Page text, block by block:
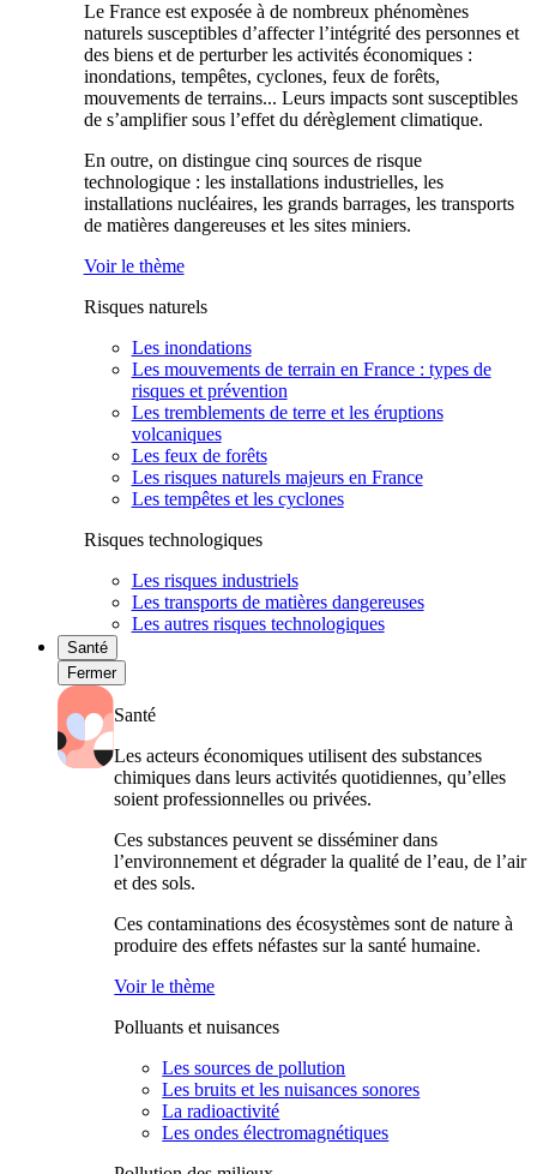
Le France est exposée à de nombreux phénomènes
naturels susceptibles d’affecter l’intégrité des personnes et
des biens et de perturber les activités économiques :
inondations, tempêtes, cyclones, feux de forêts,
mouvements de terrains... Leurs impacts sont susceptibles
de s’amplifier sous l’effet du dérèglement climatique.
En outre, on distingue cinq sources de risque
technologique : les installations industrielles, les
installations nucléaires, les grands barrages, les transports
de matières dangereuses et les sites miniers.
Voir le thème
Risques naturels
Les inondations
Les mouvements de terrain en France : types de
risques et prévention
Les tremblements de terre et les éruptions
volcaniques
Les feux de forêts
Les risques naturels majeurs en France
Les tempêtes et les cyclones
Risques technologiques
Les risques industriels
Les transports de matières dangereuses
Les autres risques technologiques
Santé
Fermer
Santé
Les acteurs économiques utilisent des substances
chimiques dans leurs activités quotidiennes, qu’elles
soient professionnelles ou privées.
Ces substances peuvent se disséminer dans
l’environnement et dégrader la qualité de l’eau, de l’air
et des sols.
Ces contaminations des écosystèmes sont de nature à
produire des effets néfastes sur la santé humaine.
Voir le thème
Polluants et nuisances
Les sources de pollution
Les bruits et les nuisances sonores
La radioactivité
Les ondes électromagnétiques